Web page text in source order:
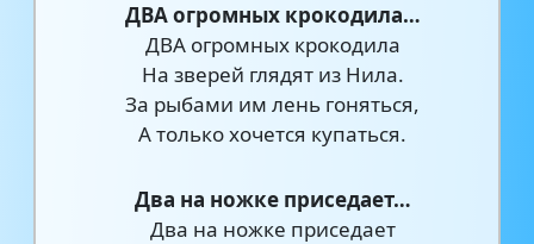
ДВА огромных крокодила…
ДВА огромных крокодила
На зверей глядят из Нила.
За рыбами им лень гоняться,
А только хочется купаться.
Два на ножке приседает…
Два на ножке приседает